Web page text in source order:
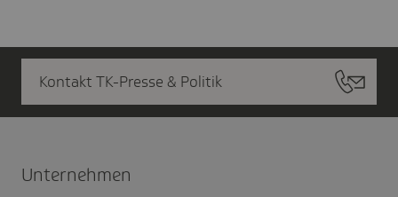
Kontakt TK-Presse & Politik
Unter­nehmen